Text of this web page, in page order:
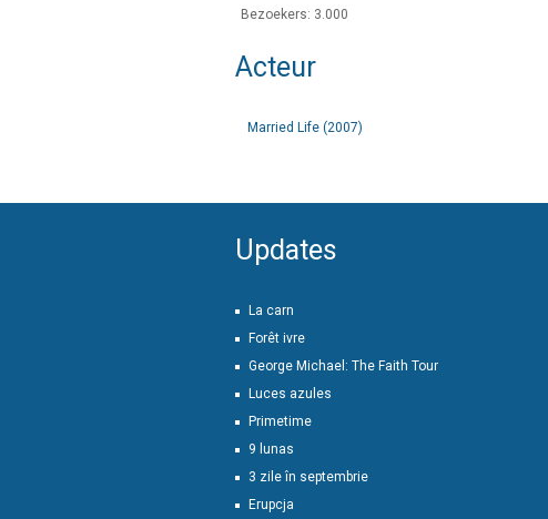
Bezoekers: 3.000
Acteur
Married Life (2007)
Updates
La carn
Forêt ivre
George Michael: The Faith Tour
Luces azules
Primetime
9 lunas
3 zile în septembrie
Erupcja